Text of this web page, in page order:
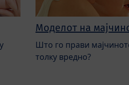
Моделот на
Што го прави
толку вредно?